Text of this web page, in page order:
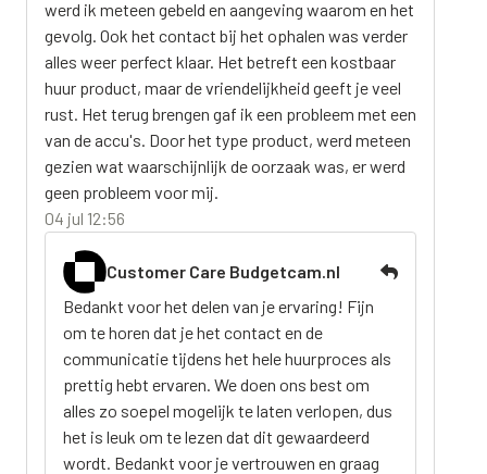
werd ik meteen gebeld en aangeving waarom en het
gevolg. Ook het contact bij het ophalen was verder
alles weer perfect klaar. Het betreft een kostbaar
huur product, maar de vriendelijkheid geeft je veel
rust. Het terug brengen gaf ik een probleem met een
van de accu's. Door het type product, werd meteen
gezien wat waarschijnlijk de oorzaak was, er werd
geen probleem voor mij.
04 jul 12:56
Customer Care Budgetcam.nl
Bedankt voor het delen van je ervaring! Fijn
om te horen dat je het contact en de
communicatie tijdens het hele huurproces als
prettig hebt ervaren. We doen ons best om
alles zo soepel mogelijk te laten verlopen, dus
het is leuk om te lezen dat dit gewaardeerd
wordt. Bedankt voor je vertrouwen en graag